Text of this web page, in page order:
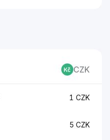
CZK
1 CZK
5 CZK